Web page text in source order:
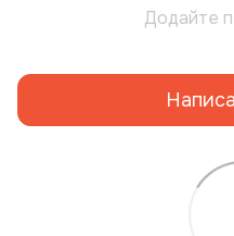
Додайте